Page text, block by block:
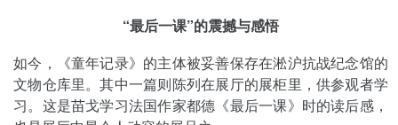
“最后一课”的震撼与感悟
如今，《童年记录》的主体被妥善保存在淞沪抗战纪念馆的
文物仓库里。其中一篇则陈列在展厅的展柜里，供参观者学
习。这是苗戈学习法国作家都德《最后一课》时的读后感，